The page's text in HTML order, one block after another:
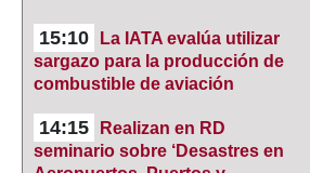
15:10
La IATA evalúa utilizar
sargazo para la producción de
combustible de aviación
14:15
Realizan en RD
seminario sobre ‘Desastres en